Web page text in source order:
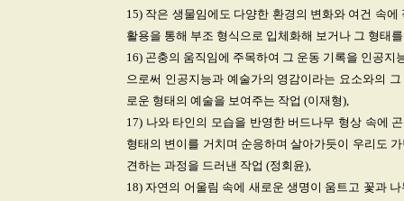
15) 작은 생물임에도 다양한 환경의 변화와 여건 속
활용을 통해 부조 형식으로 입체화해 보거나 그 형태
16) 곤충의 움직임에 주목하여 그 운동 기록을 인공
으로써 인공지능과 예술가의 영감이라는 요소와의
로운 형태의 예술을 보여주는 작업 (이재형),
17) 나와 타인의 모습을 반영한 버드나무 형상 속에
형태의 변이를 거치며 순응하며 살아가듯이 우리도
견하는 과정을 드러낸 작업 (정회윤),
18) 자연의 어울림 속에 새로운 생명이 움트고 꽃과